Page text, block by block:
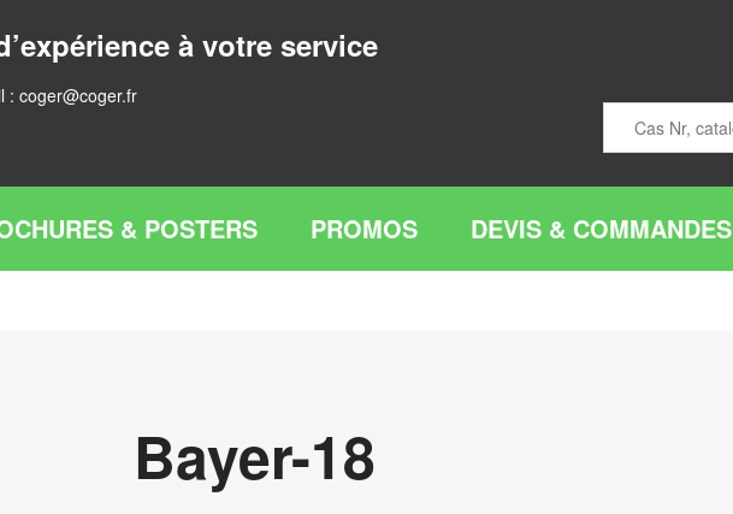
à votre service
: coger@coger.fr
& POSTERS PROMOS DEVIS & COMMANDES
Bayer-18